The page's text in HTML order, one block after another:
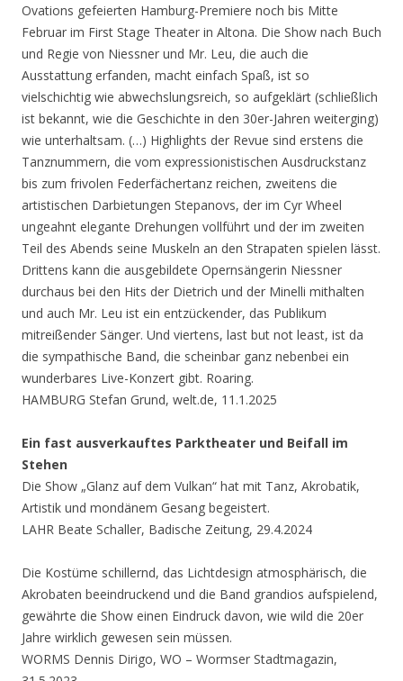
Ovations gefeierten Hamburg-Premiere noch bis Mitte
Februar im First Stage Theater in Altona. Die Show nach Buch
und Regie von Niessner und Mr. Leu, die auch die
Ausstattung erfanden, macht einfach Spaß, ist so
vielschichtig wie abwechslungsreich, so aufgeklärt (schließlich
ist bekannt, wie die Geschichte in den 30er-Jahren weiterging)
wie unterhaltsam. (…) Highlights der Revue sind erstens die
Tanznummern, die vom expressionistischen Ausdruckstanz
bis zum frivolen Federfächertanz reichen, zweitens die
artistischen Darbietungen Stepanovs, der im Cyr Wheel
ungeahnt elegante Drehungen vollführt und der im zweiten
Teil des Abends seine Muskeln an den Strapaten spielen lässt.
Drittens kann die ausgebildete Opernsängerin Niessner
durchaus bei den Hits der Dietrich und der Minelli mithalten
und auch Mr. Leu ist ein entzückender, das Publikum
mitreißender Sänger. Und viertens, last but not least, ist da
die sympathische Band, die scheinbar ganz nebenbei ein
wunderbares Live-Konzert gibt. Roaring.
HAMBURG Stefan Grund, welt.de, 11.1.2025
Ein fast ausverkauftes Parktheater und Beifall im
Stehen
Die Show „Glanz auf dem Vulkan“ hat mit Tanz, Akrobatik,
Artistik und mondänem Gesang begeistert.
LAHR Beate Schaller, Badische Zeitung, 29.4.2024
Die Kostüme schillernd, das Lichtdesign atmosphärisch, die
Akrobaten beeindruckend und die Band grandios aufspielend,
gewährte die Show einen Eindruck davon, wie wild die 20er
Jahre wirklich gewesen sein müssen.
WORMS Dennis Dirigo, WO – Wormser Stadtmagazin,